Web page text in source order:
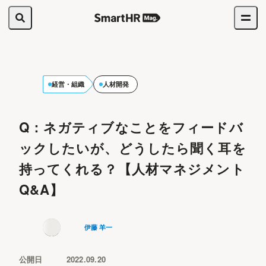
経営・組織 人材開発
Q：ネガティブなことをフィードバ
ックしたいが、どうしたら聞く耳を
持ってくれる？【人材マネジメント
Q&A】
伊藤 羊一
公開日 2022.09.20